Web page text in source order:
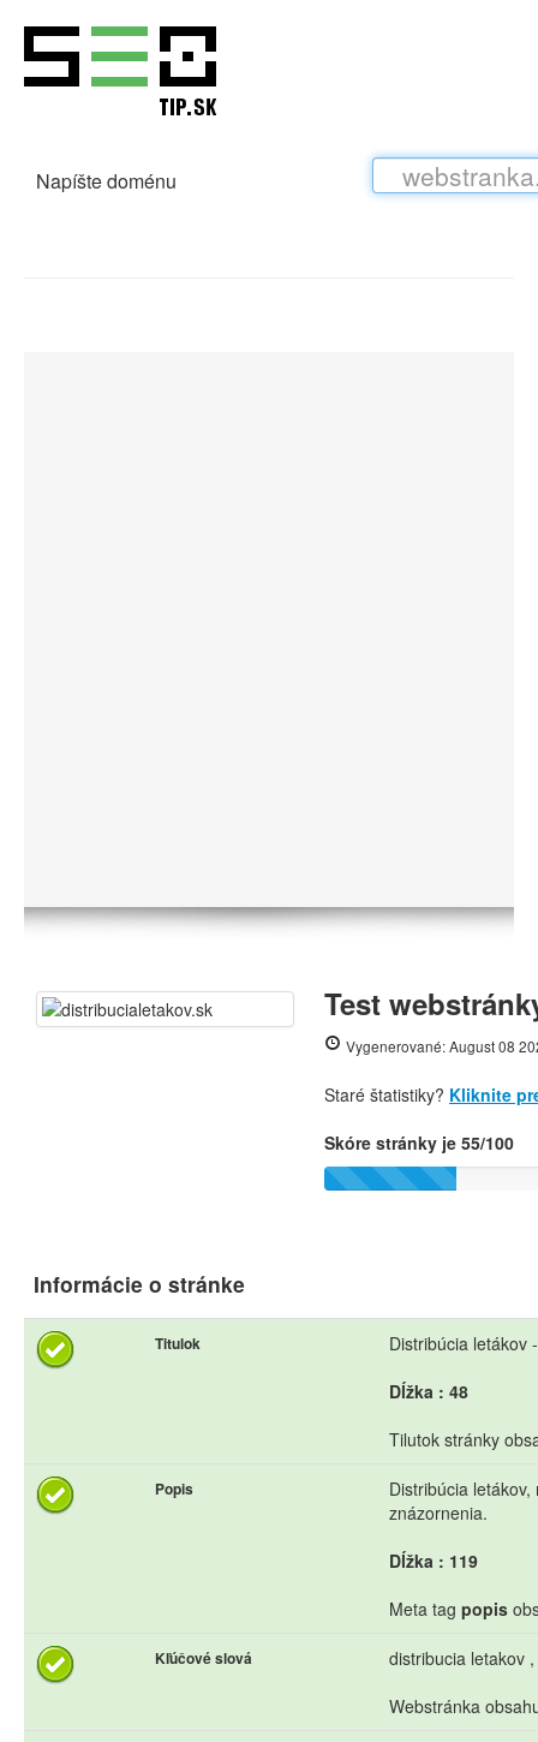
Napíšte doménu
Test
Vygenerované: August 08
Staré štatistiky? Kliknite
Skóre stránky je 55/100
Informácie o stránke
Titulok
Distribúcia letákov
Dĺžka : 48
Tilutok stránky
Popis
Distribúcia
znázornenia.
Dĺžka : 119
Meta tag popis
Kľúčové slová
distribucia letakov
Webstránka